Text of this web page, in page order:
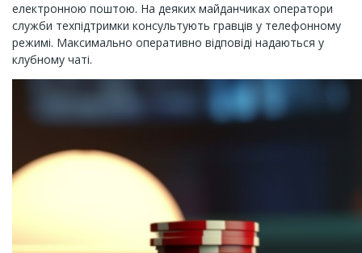
електронною поштою. На деяких майданчиках оператори
служби техпідтримки консультують гравців у телефонному
режимі. Максимально оперативно відповіді надаються у
клубному чаті.